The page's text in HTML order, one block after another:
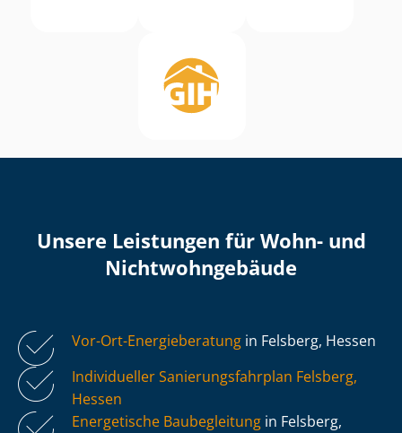
Unsere Leistungen für Wohn- und
Nicht­wohn­ge­bäu­de
Vor-Ort-Energieberatung in Felsberg, Hessen
Individueller Sa­nie­rungs­fahr­plan Felsberg,
Hessen
Energetische Baubegleitung in Felsberg,